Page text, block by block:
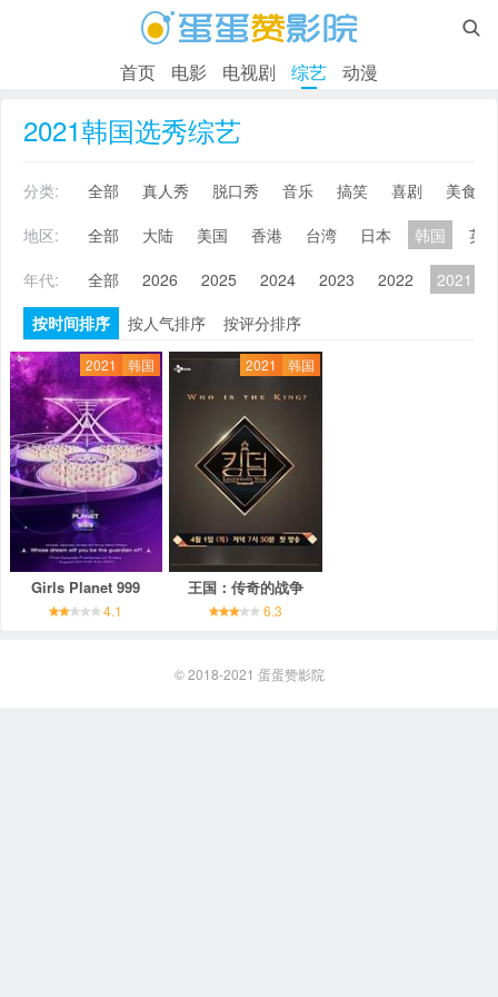

首页 电影 电视剧 综艺 动漫
2021韩国选秀综艺
分类: 全部 真人秀 脱口秀 音乐 搞笑 喜剧
美食
地区:
全部 大陆 美国 香港 台湾 日本 韩国
英
年代:
全部 2026 2025 2024 2023 2022 2021
按时间排序
按人气排序 按评分排序
2021 韩国
Girls Planet 999
4.1
2021 韩国
王国：传奇的战争
6.3
© 2018-2021 蛋蛋赞影院